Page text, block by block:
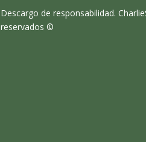
Descargo de responsabilidad.
reservados ©